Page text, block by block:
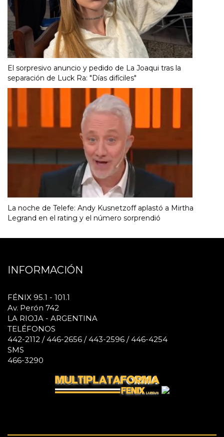
El sorpresivo anuncio y pedido de La Joaqui tras la
separación de Luck Ra: "Días difíciles"
La noche de Telefe: Andy Kusnetzoff aplastó a Mirtha
Legrand en el rating y el número sorprendió
INFORMACIÓN
FÉNIX 95.1 - 101.1
Av. Perón 742
LA RIOJA - ARGENTINA
TELÉFONOS
442-2112 / 446-2656 / 443-2596 / 446-4254
SMS
466-3290